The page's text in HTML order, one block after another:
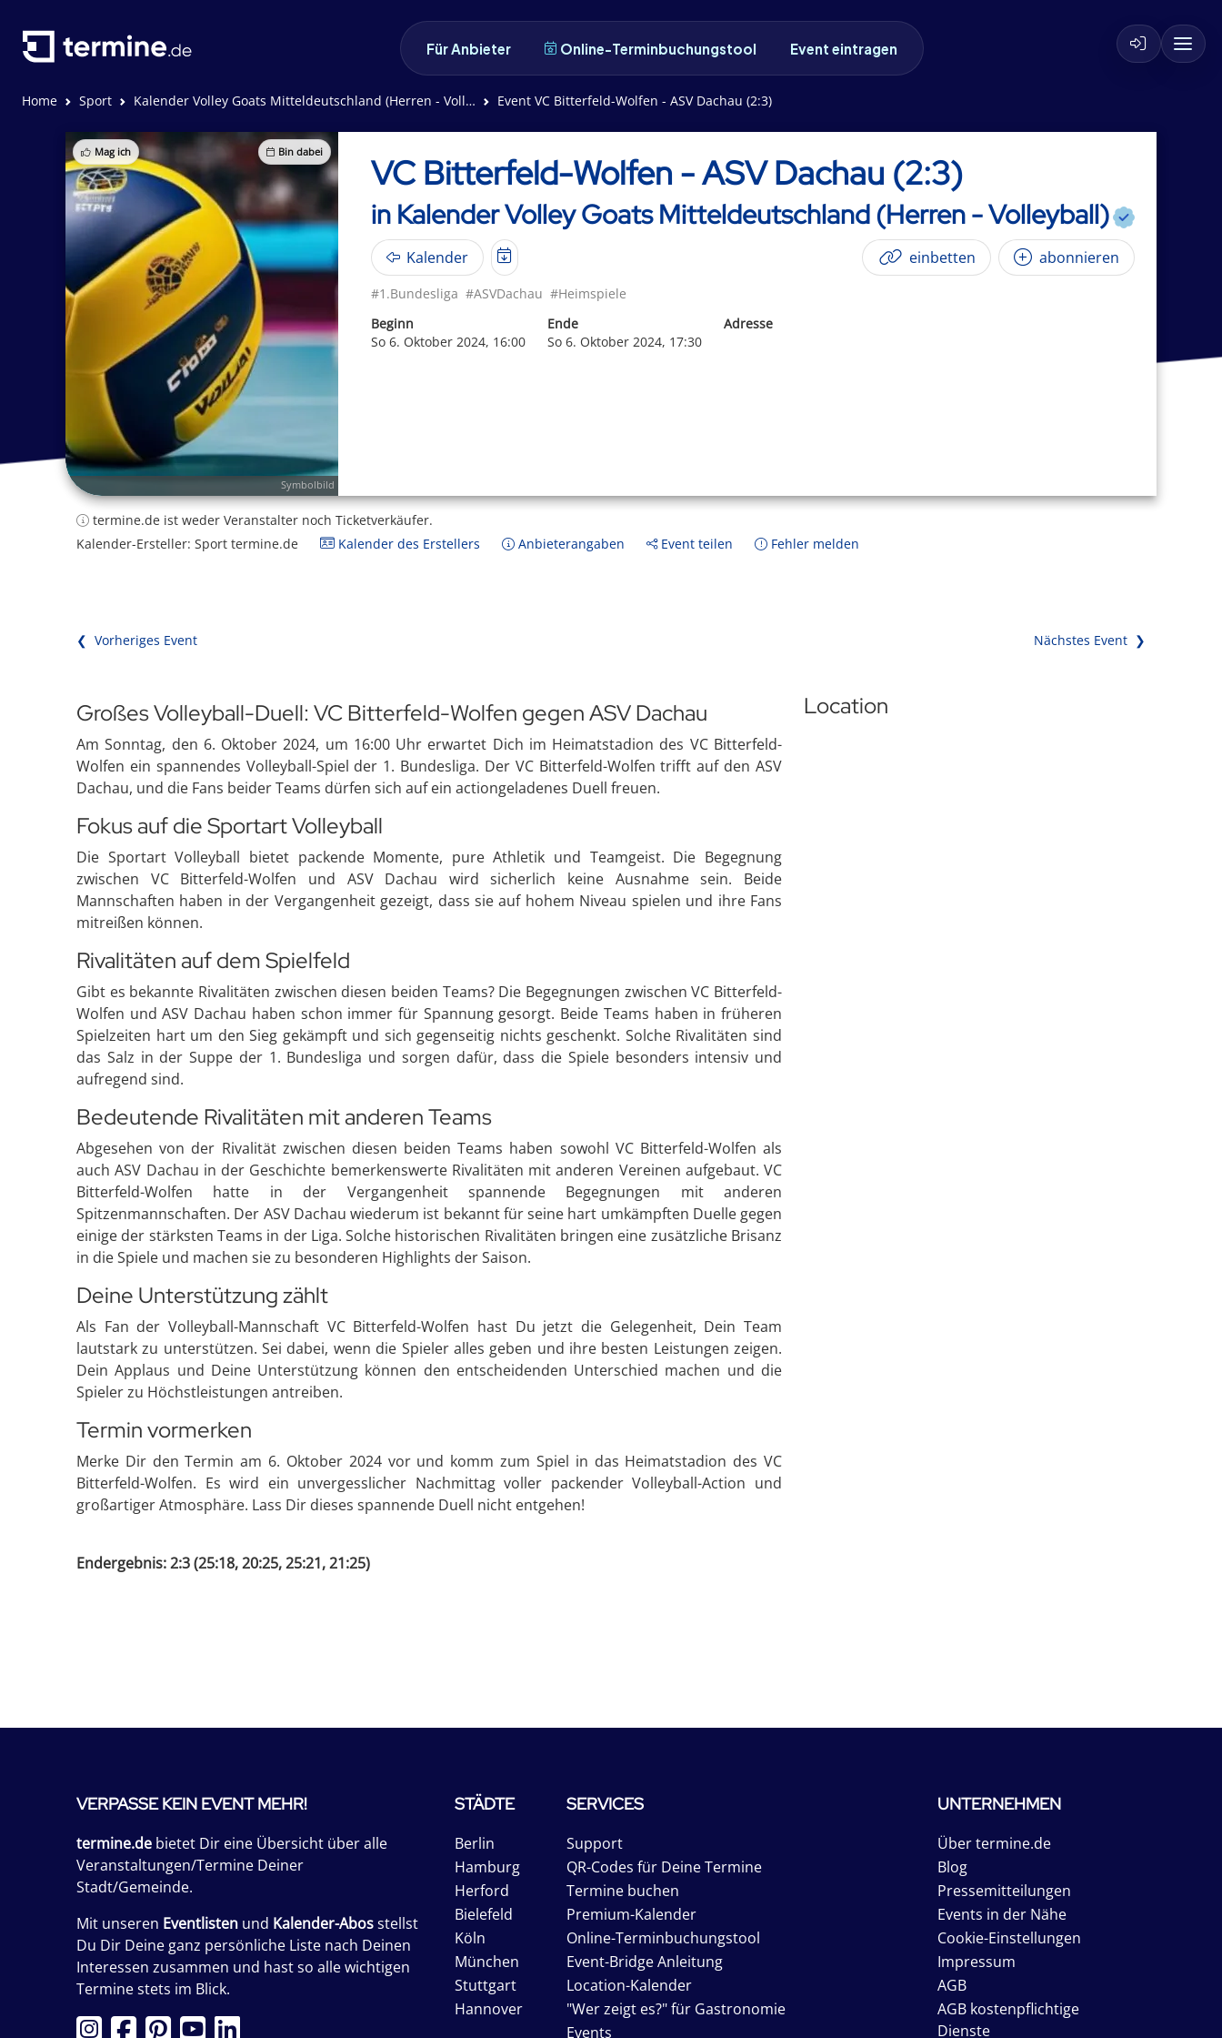
Für Anbieter Online-Terminbuchungstool Event eintragen
Home Sport Kalender Volley Goats Mitteldeutschland (Herren - Volleyball) Event VC Bitterfeld-Wolfen - ASV Dachau (2:3)
Mag ich Bin dabei
Symbolbild
VC Bitterfeld-Wolfen - ASV Dachau (2:3)
in Kalender Volley Goats Mitteldeutschland (Herren - Volleyball)
Kalender einbetten abonnieren
#1.Bundesliga #ASVDachau #Heimspiele
Beginn
So 6. Oktober 2024, 16:00
Ende
So 6. Oktober 2024, 17:30
Adresse
termine.de ist weder Veranstalter noch Ticketverkäufer.
Kalender-Ersteller: Sport termine.de
Kalender des Erstellers Anbieterangaben Event teilen Fehler melden
❮ Vorheriges Event Nächstes Event ❯
Großes Volleyball-Duell: VC Bitterfeld-Wolfen gegen ASV Dachau
Am Sonntag, den 6. Oktober 2024, um 16:00 Uhr erwartet Dich im Heimatstadion des VC Bitterfeld-
Wolfen ein spannendes Volleyball-Spiel der 1. Bundesliga. Der VC Bitterfeld-Wolfen trifft auf den ASV
Dachau, und die Fans beider Teams dürfen sich auf ein actiongeladenes Duell freuen.
Fokus auf die Sportart Volleyball
Die Sportart Volleyball bietet packende Momente, pure Athletik und Teamgeist. Die Begegnung
zwischen VC Bitterfeld-Wolfen und ASV Dachau wird sicherlich keine Ausnahme sein. Beide
Mannschaften haben in der Vergangenheit gezeigt, dass sie auf hohem Niveau spielen und ihre Fans
mitreißen können.
Rivalitäten auf dem Spielfeld
Gibt es bekannte Rivalitäten zwischen diesen beiden Teams? Die Begegnungen zwischen VC Bitterfeld-
Wolfen und ASV Dachau haben schon immer für Spannung gesorgt. Beide Teams haben in früheren
Spielzeiten hart um den Sieg gekämpft und sich gegenseitig nichts geschenkt. Solche Rivalitäten sind
das Salz in der Suppe der 1. Bundesliga und sorgen dafür, dass die Spiele besonders intensiv und
aufregend sind.
Bedeutende Rivalitäten mit anderen Teams
Abgesehen von der Rivalität zwischen diesen beiden Teams haben sowohl VC Bitterfeld-Wolfen als
auch ASV Dachau in der Geschichte bemerkenswerte Rivalitäten mit anderen Vereinen aufgebaut. VC
Bitterfeld-Wolfen hatte in der Vergangenheit spannende Begegnungen mit anderen
Spitzenmannschaften. Der ASV Dachau wiederum ist bekannt für seine hart umkämpften Duelle gegen
einige der stärksten Teams in der Liga. Solche historischen Rivalitäten bringen eine zusätzliche Brisanz
in die Spiele und machen sie zu besonderen Highlights der Saison.
Deine Unterstützung zählt
Als Fan der Volleyball-Mannschaft VC Bitterfeld-Wolfen hast Du jetzt die Gelegenheit, Dein Team
lautstark zu unterstützen. Sei dabei, wenn die Spieler alles geben und ihre besten Leistungen zeigen.
Dein Applaus und Deine Unterstützung können den entscheidenden Unterschied machen und die
Spieler zu Höchstleistungen antreiben.
Termin vormerken
Merke Dir den Termin am 6. Oktober 2024 vor und komm zum Spiel in das Heimatstadion des VC
Bitterfeld-Wolfen. Es wird ein unvergesslicher Nachmittag voller packender Volleyball-Action und
großartiger Atmosphäre. Lass Dir dieses spannende Duell nicht entgehen!
Endergebnis: 2:3 (25:18, 20:25, 25:21, 21:25)
Location
VERPASSE KEIN EVENT MEHR!
termine.de bietet Dir eine Übersicht über alle
Veranstaltungen/Termine Deiner
Stadt/Gemeinde.
Mit unseren Eventlisten und Kalender-Abosstellst
Du Dir Deine ganz persönliche Liste nach Deinen
Interessen zusammen und hast so alle wichtigen
Termine stets im Blick.
STÄDTE
Berlin
Hamburg
Herford
Bielefeld
Köln
München
Stuttgart
Hannover
SERVICES
Support
QR-Codes für Deine Termine
Termine buchen
Premium-Kalender
Online-Terminbuchungstool
Event-Bridge Anleitung
Location-Kalender
"Wer zeigt es?" für Gastronomie
Events
UNTERNEHMEN
Über termine.de
Blog
Pressemitteilungen
Events in der Nähe
Cookie-Einstellungen
Impressum
AGB
AGB kostenpflichtige
Dienste